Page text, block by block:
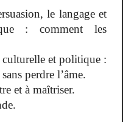
le langage et
: comment les
et politique :
perdre l’âme.
et à maîtriser.